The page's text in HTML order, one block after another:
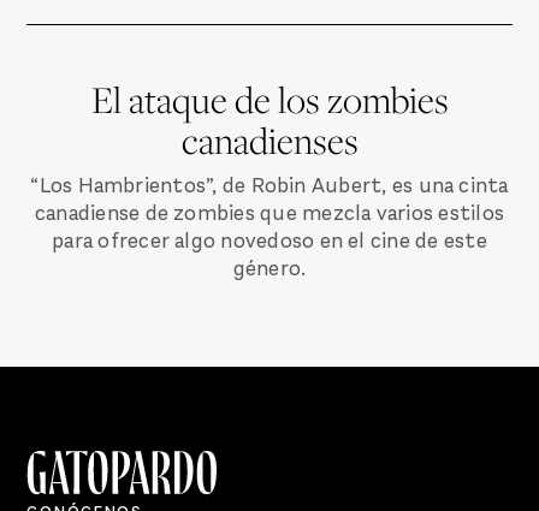
El ataque de los zombies
canadienses
“Los Hambrientos”, de Robin Aubert, es una cinta
canadiense de zombies que mezcla varios estilos
para ofrecer algo novedoso en el cine de este
género.